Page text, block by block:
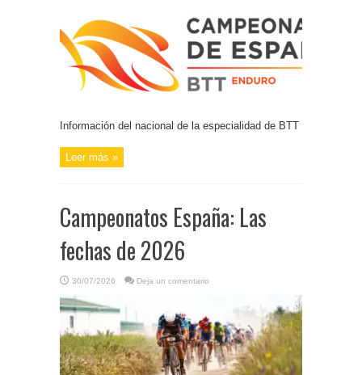
Información del nacional de la especialidad de BTT
Leer más »
Campeonatos España: Las
fechas de 2026
30/07/2026 Deja un comentario